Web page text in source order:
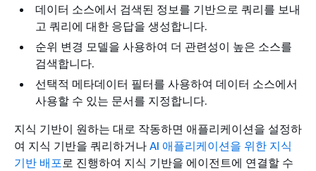
데이터 소스에서 검색된 정보를 기반으로 쿼리를 보내
고 쿼리에 대한 응답을 생성합니다.
순위 변경 모델을 사용하여 더 관련성이 높은 소스를
검색합니다.
선택적 메타데이터 필터를 사용하여 데이터 소스에서
사용할 수 있는 문서를 지정합니다.
지식 기반이 원하는 대로 작동하면 애플리케이션을 설정하
여 지식 기반을 쿼리하거나 AI 애플리케이션을 위한 지식
기반 배포로 진행하여 지식 기반을 에이전트에 연결할 수